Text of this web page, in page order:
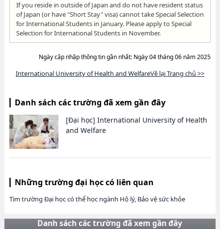
If you reside in outside of Japan and do not have resident status
of Japan (or have "Short Stay" visa) cannot take Special Selection
for International Students in January. Please apply to Special
Selection for International Students in November.
Ngày cập nhập thông tin gần nhất: Ngày 04 tháng 06 năm 2025
International University of Health and WelfareVề lại Trang chủ >>
Danh sách các trường đã xem gần đây
[Đại học] International University of Health
and Welfare
Những trường đại học có liên quan
Tìm trường Đại học có thể học ngành Hộ lý, Bảo vệ sức khỏe
Danh sách các trường đã xem gần đây